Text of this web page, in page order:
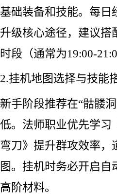
基础装备和技能。每日
升级核心途径，建议搭
时段（通常为19:00-
2.挂机地图选择与技能
新手阶段推荐在“骷髅
低。法师职业优先学习
弯刀》提升群攻效率，
图。挂机时务必开启
高阶材料。